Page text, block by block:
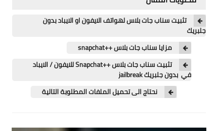
مقالات
تثبيت سناب جات بلاس لهواتف الايفون او الايباد بدون
جلبريك
مزايا سناب جات بلاس ++snapchat
تثبيت سناب جات بلاس ++Snapchat للايفون / الايباد
في بدون جلبريك jailbreak
نحتاج الى تحميل الملفات المطلوبة التالية